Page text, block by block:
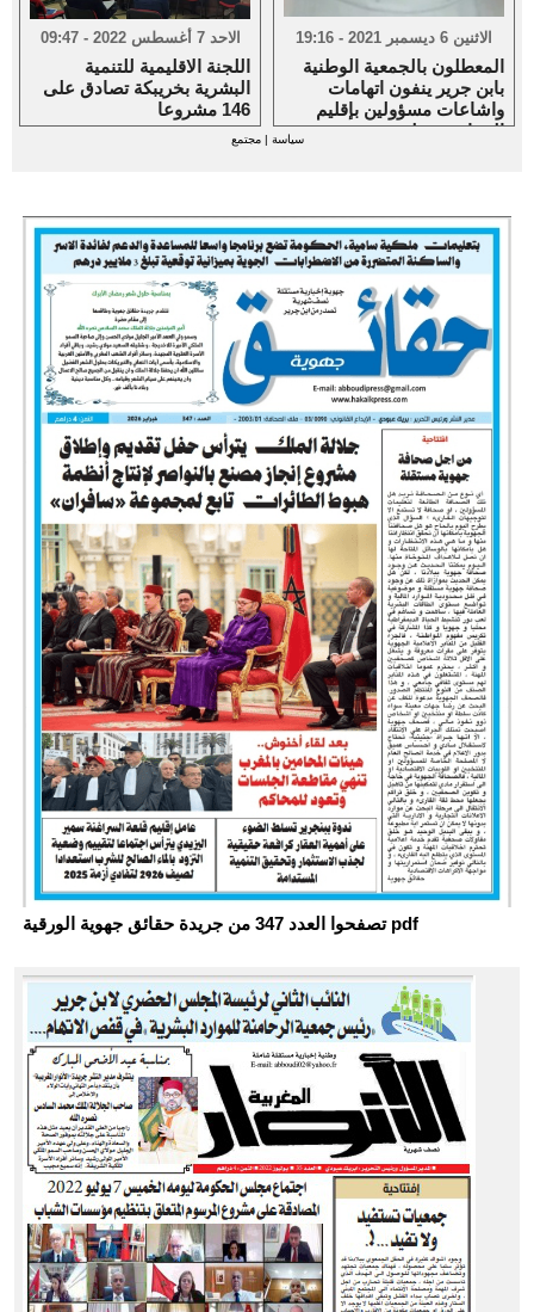
تصفحوا العدد 347 من جريدة حقائق جهوية الورقية pdf
الاحد 7 أغسطس 2022 - 09:47
اللجنة الاقليمية للتنمية
البشرية بخريبكة تصادق على
146 مشروعا
الاثنين 6 ديسمبر 2021 - 19:16
المعطلون بالجمعية الوطنية
بابن جرير ينفون اتهامات
واشاعات مسؤولين بإقليم
الرحامنة حولهم
سياسة |مجتمع